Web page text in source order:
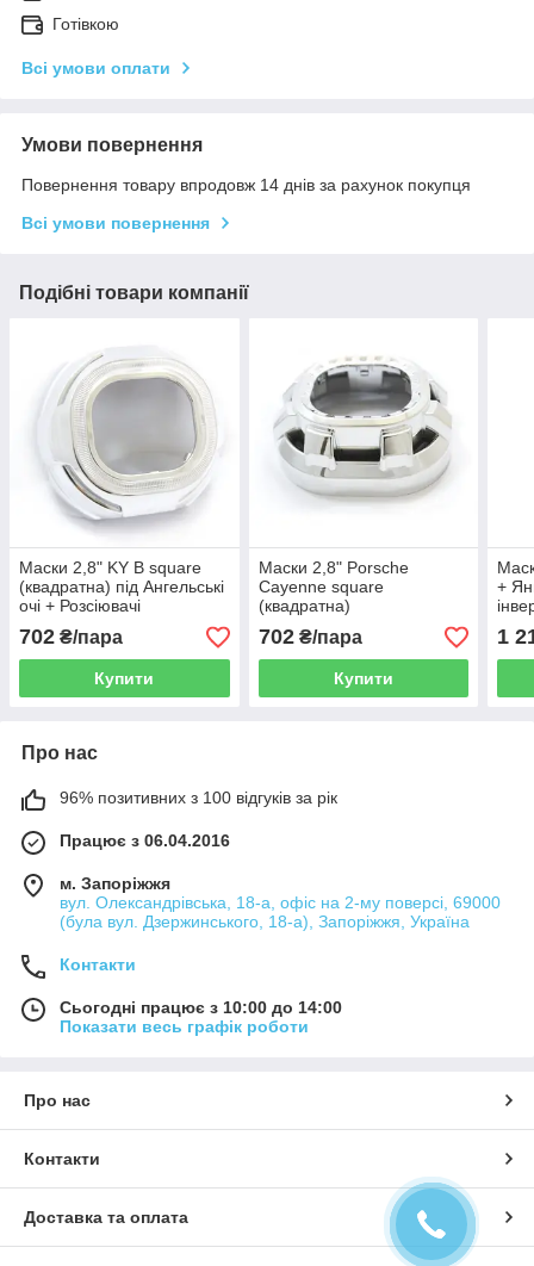
Готівкою
Всі умови оплати
Умови повернення
Повернення товару впродовж 14 днів за рахунок покупця
Всі умови повернення
Подібні товари компанії
Маски 2,8" KY B square
(квадратна) під Ангельські
очі + Розсіювачі
702 ₴/пара
Купити
Маски 2,8" Porsche
Cayenne square
(квадратна)
702₴/пара
Купити
+
1
Про нас
96% позитивних з 100 відгуків за рік
Працює з 06.04.2016
м. Запоріжжя
вул. Олександрівська, 18-а, офіс на 2-му поверсі, 69000
(була вул. Дзержинського, 18-а), Запоріжжя, Україна
Контакти
Сьогодні працює з 10:00 до 14:00
Показати весь графік роботи
Про нас
Контакти
Доставка та оплата